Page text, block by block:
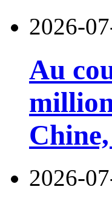
2026-
Au
2026-